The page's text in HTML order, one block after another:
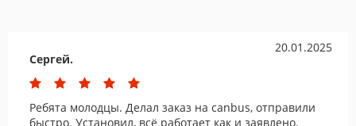
20.01.2025
Сергей.
Ребята молодцы. Делал заказ на canbus, отправили
быстро. Установил, всё работает как и заявлено.